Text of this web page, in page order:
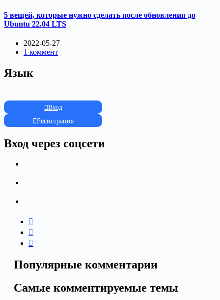
5 вещей, которые нужно сделать после обновления до
Ubuntu 22.04 LTS
2022-05-27
1 коммент
Язык
Вход
Регистрация
Вход через соцсети
Популярные комментарии
Самые комментируемые темы